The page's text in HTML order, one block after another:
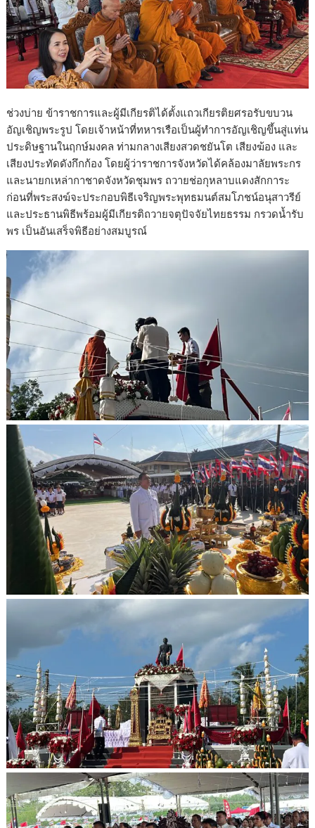
ช่วงบ่าย ข้าราชการและผู้มีเกียรติได้ตั้งแถวเกียรติยศรอรับขบวน
อัญเชิญพระรูป โดยเจ้าหน้าที่ทหารเรือเป็นผู้ทำการอัญเชิญขึ้นสู่แท่น
ประดิษฐานในฤกษ์มงคล ท่ามกลางเสียงสวดชยันโต เสียงฆ้อง และ
เสียงประทัดดังกึกก้อง โดยผู้ว่าราชการจังหวัดได้คล้องมาลัยพระกร
และนายกเหล่ากาชาดจังหวัดชุมพร ถวายช่อกุหลาบแดงสักการะ
ก่อนที่พระสงฆ์จะประกอบพิธีเจริญพระพุทธมนต์สมโภชน์อนุสาวรีย์
และประธานพิธีพร้อมผู้มีเกียรติถวายจตุปัจจัยไทยธรรม กรวดน้ำรับ
พร เป็นอันเสร็จพิธีอย่างสมบูรณ์